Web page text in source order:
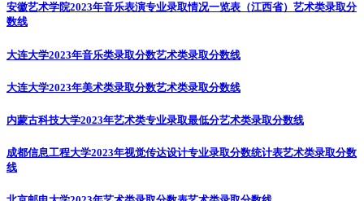
安徽艺术学院2023年音乐表演专业录取情况一览表（江西省） 艺术类录取分
数线
大连大学2023年音乐类录取分数艺术类录取分数线
大连大学2023年美术类录取分数艺术类录取分数线
内蒙古科技大学2023年艺术类专业录取最低分艺术类录取分数线
成都信息工程大学2023年视觉传达设计专业录取分数统计表艺术类录取分数
线